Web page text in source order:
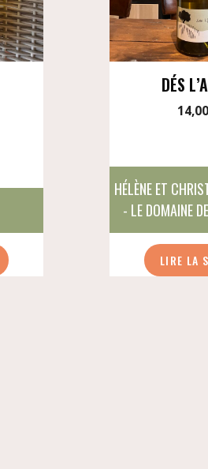
DÉS
14,00
HÉLÈNE ET
- LE DOMAINE
LIRE LA